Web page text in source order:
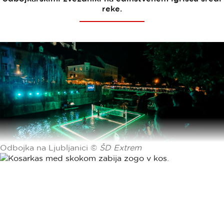
reke.
Odbojka na Ljubljanici © ŠD Extrem